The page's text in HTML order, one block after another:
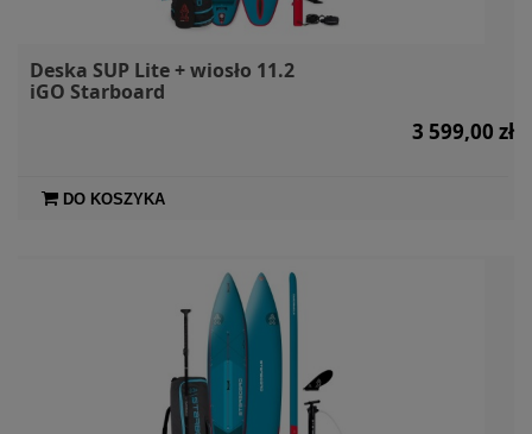
Deska SUP Lite + wiosło 11.2
iGO Starboard
3 599,00 zł
DO KOSZYKA